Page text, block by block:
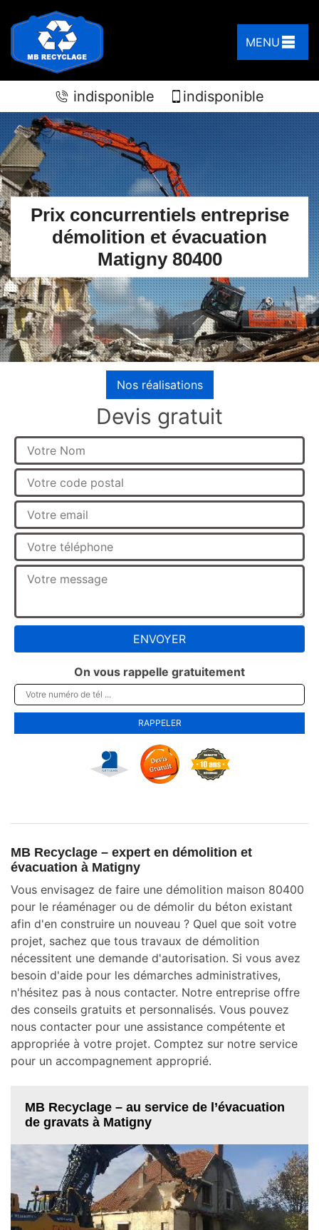
MENU
indisponible indisponible
Prix concurrentiels entreprise
démolition et évacuation
Matigny 80400
Nos réalisations
Devis gratuit
On vous rappelle gratuitement
MB Recyclage – expert en démolition et
évacuation à Matigny
Vous envisagez de faire une démolition maison 80400
pour le réaménager ou de démolir du béton existant
afin d'en construire un nouveau ? Quel que soit votre
projet, sachez que tous travaux de démolition
nécessitent une demande d'autorisation. Si vous avez
besoin d'aide pour les démarches administratives,
n'hésitez pas à nous contacter. Notre entreprise offre
des conseils gratuits et personnalisés. Vous pouvez
nous contacter pour une assistance compétente et
appropriée à votre projet. Comptez sur notre service
pour un accompagnement approprié.
MB Recyclage – au service de l’évacuation
de gravats à Matigny